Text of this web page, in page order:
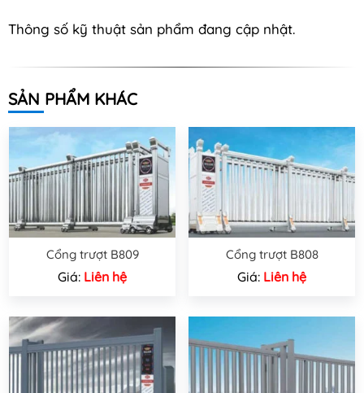
Thông số kỹ thuật sản phẩm đang cập nhật.
SẢN PHẨM KHÁC
Cổng trượt B809
Giá: Liên hệ
Cổng trượt B808
Giá: Liên hệ